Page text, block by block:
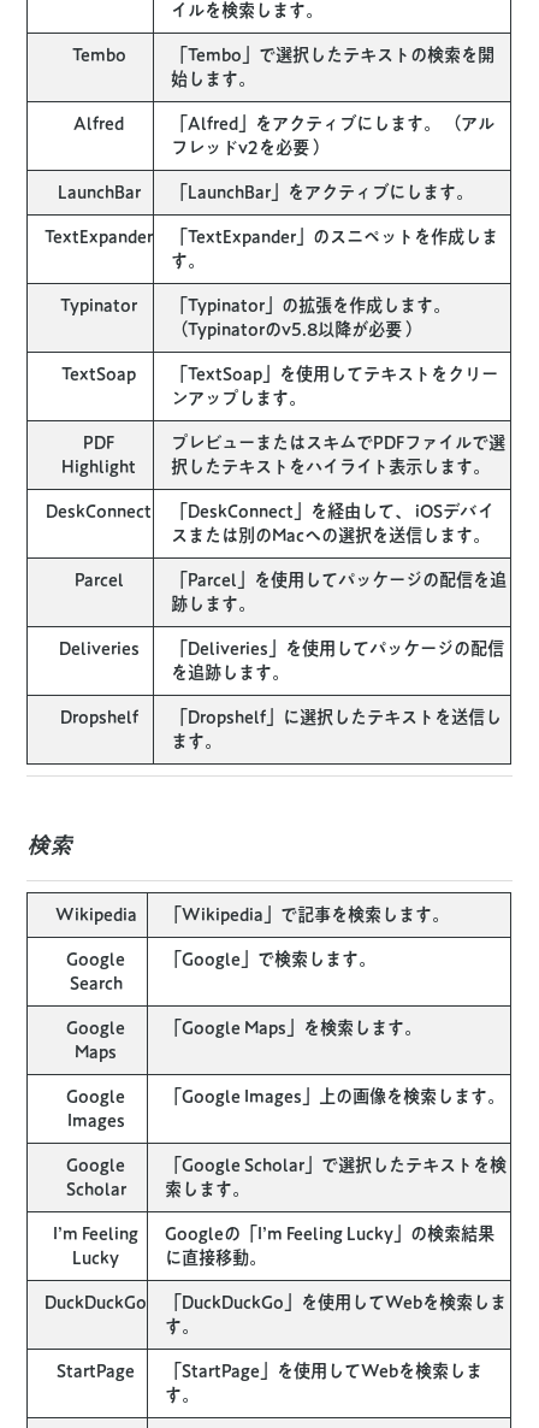
イルを検索します。
Tembo
「Tembo」で選択したテキストの検索を開
始します。
Alfred
「Alfred」をアクティブにします。 （アル
フレッドv2を必要 ）
LaunchBar 「LaunchBar」をアクティブにします。
TextExpander
「TextExpander」のスニペットを作成しま
す。
Typinator
「Typinator」の拡張を作成します。
（Typinatorのv5.8以降が必要 ）
TextSoap
「TextSoap」を使用してテキストをクリー
ンアップします。
PDF
Highlight
プレビューまたはスキムでPDFファイルで選
択したテキストをハイライト表示します。
DeskConnect
「DeskConnect」を経由して、 iOSデバイ
スまたは別のMacへの選択を送信します。
Parcel
「Parcel」を使用してパッケージの配信を追
跡します。
Deliveries
「Deliveries」を使用してパッケージの配信
を追跡します。
Dropshelf
「Dropshelf」に選択したテキストを送信し
ます。
検索
Wikipedia 「Wikipedia」で記事を検索します。
Google
Search
「Google」で検索します。
Google
Maps
「Google Maps」を検索します。
Google
Images
「Google Images」上の画像を検索します。
Google
Scholar
「Google Scholar」で選択したテキストを検
索します。
I’m Feeling
Lucky
Googleの「I’m Feeling Lucky」の検索結果
に直接移動。
DuckDuckGo
「DuckDuckGo」を使用してWebを検索しま
す。
StartPage
「StartPage」を使用してWebを検索しま
す。